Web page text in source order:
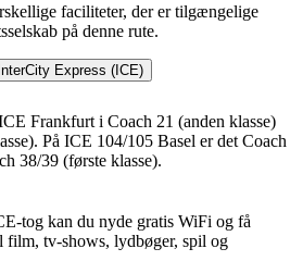
faciliteter, der er tilgængelige
på denne rute.
Express (ICE)
Frankfurt i Coach 21 (anden klasse)
På ICE 104/105 Basel er det Coach
38/39 (første klasse).
tog kan du nyde gratis WiFi og få
film, tv-shows, lydbøger, spil og